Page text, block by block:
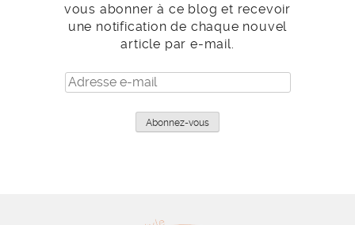
vous abonner à ce blog et recevoir
une notification de chaque nouvel
article par e-mail.
Adresse
e-
Abonnez-vous